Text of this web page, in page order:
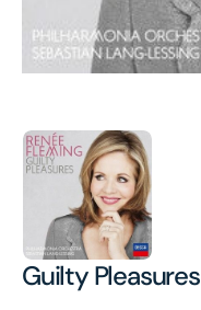
Guilty Pleasures